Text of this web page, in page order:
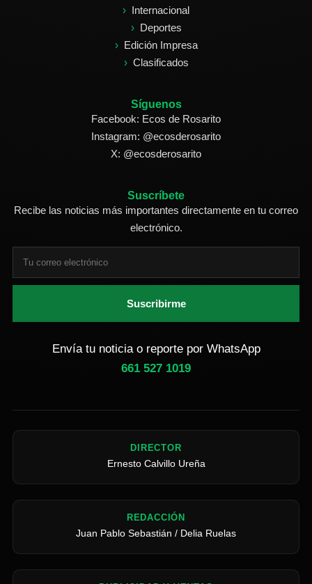
Internacional
Deportes
Edición Impresa
Clasificados
Síguenos
Facebook: Ecos de Rosarito
Instagram: @ecosderosarito
X: @ecosderosarito
Suscríbete
Recibe las noticias más importantes directamente en tu correo
electrónico.
Suscribirme
Envía tu noticia o reporte por WhatsApp
661 527 1019
DIRECTOR
Ernesto Calvillo Ureña
REDACCIÓN
Juan Pablo Sebastián / Delia Ruelas